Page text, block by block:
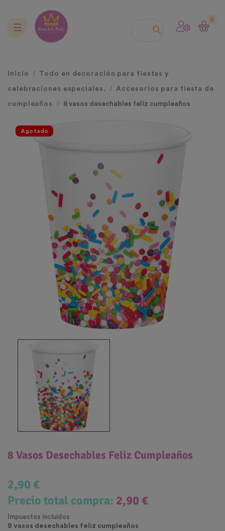

0
Navegación
☰
Inicio Todo en decoración para fiestas y
celebraciones especiales. Accesorios para fiesta de
cumpleaños 8 vasos desechables feliz cumpleaños
Agotado
8 Vasos Desechables Feliz Cumpleaños
2,90 €
Precio total compra: 2,90 €
Impuestos incluidos
8 vasos desechables feliz cumpleaños